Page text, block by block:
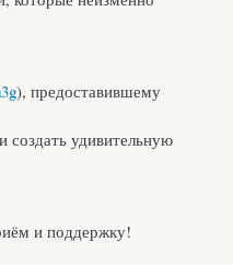
), предоставившему
создать удивительную
и поддержку!